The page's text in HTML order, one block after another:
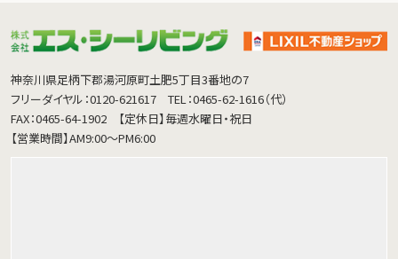
神奈川県足柄下郡湯河原町土肥5丁目3番地の7
フリーダイヤル：0120-621617
TEL：0465-62-1616（代）
FAX：0465-64-1902
【定休日】毎週水曜日・祝日
【営業時間】AM9:00～PM6:00